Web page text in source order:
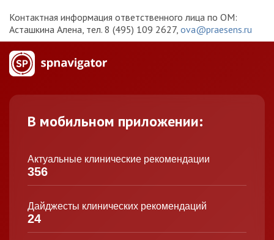
Контактная информация ответственного лица по ОМ:
Асташкина Алена, тел. 8 (495) 109 2627, ova@praesens.ru
В мобильном приложении:
Актуальные клинические рекомендации
356
Дайджесты клинических рекомендаций
24